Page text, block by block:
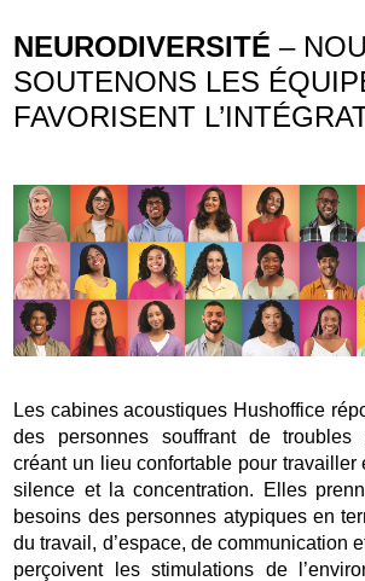
NEURODIVERSITÉ –
SOUTENONS LES
FAVORISENT
Les cabines acoustiques Hushoffice
des personnes souffrant de troubles
créant un lieu confortable pour travailler
silence et la concentration. Elles
besoins des personnes atypiques en
du travail, d’espace, de communication
perçoivent les stimulations de